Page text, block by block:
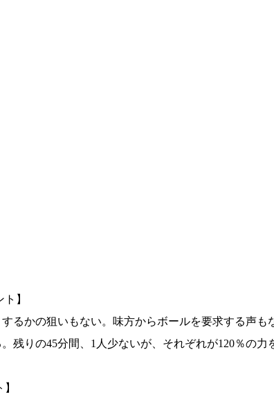
】
るかの狙いもない。味方からボールを要求する声も
残りの45分間、1人少ないが、それぞれが120％の力